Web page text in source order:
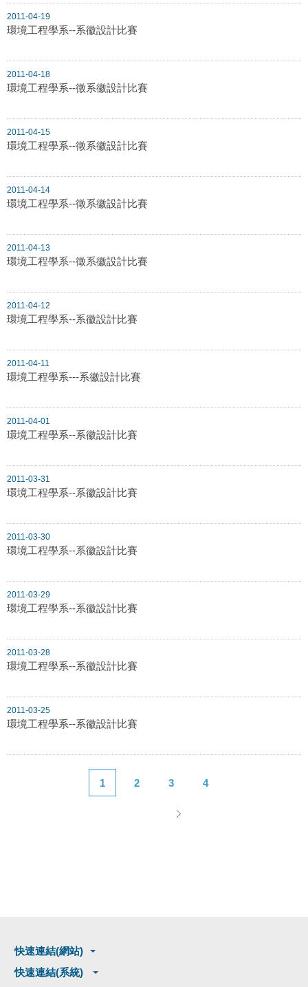
2011-04-19
環境工程學系--系徽設計比賽
2011-04-18
環境工程學系--徵系徽設計比賽
2011-04-15
環境工程學系--徵系徽設計比賽
2011-04-14
環境工程學系--徵系徽設計比賽
2011-04-13
環境工程學系--徵系徽設計比賽
2011-04-12
環境工程學系--系徽設計比賽
2011-04-11
環境工程學系---系徽設計比賽
2011-04-01
環境工程學系--系徽設計比賽
2011-03-31
環境工程學系--系徽設計比賽
2011-03-30
環境工程學系--系徽設計比賽
2011-03-29
環境工程學系--系徽設計比賽
2011-03-28
環境工程學系--系徽設計比賽
2011-03-25
環境工程學系--系徽設計比賽
1 2 3 4
快速連結(網站)
快速連結(系統)